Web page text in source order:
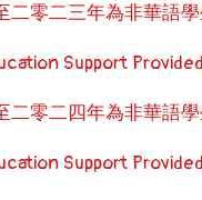
二零二三年為非華語
Support
二零二四年為非華語
Support